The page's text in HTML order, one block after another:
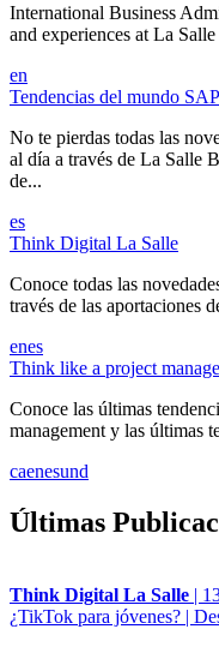
International Business
and experiences at La
en
Tendencias del mundo
No te pierdas todas las
al día a través de La Salle
de...
es
Think Digital La Salle
Conoce todas las
través de las aportaciones
enes
Think like a project
Conoce las últimas
management y las últimas
caenesund
Últimas
Think Digital La Salle |
¿TikTok para jóvenes? |